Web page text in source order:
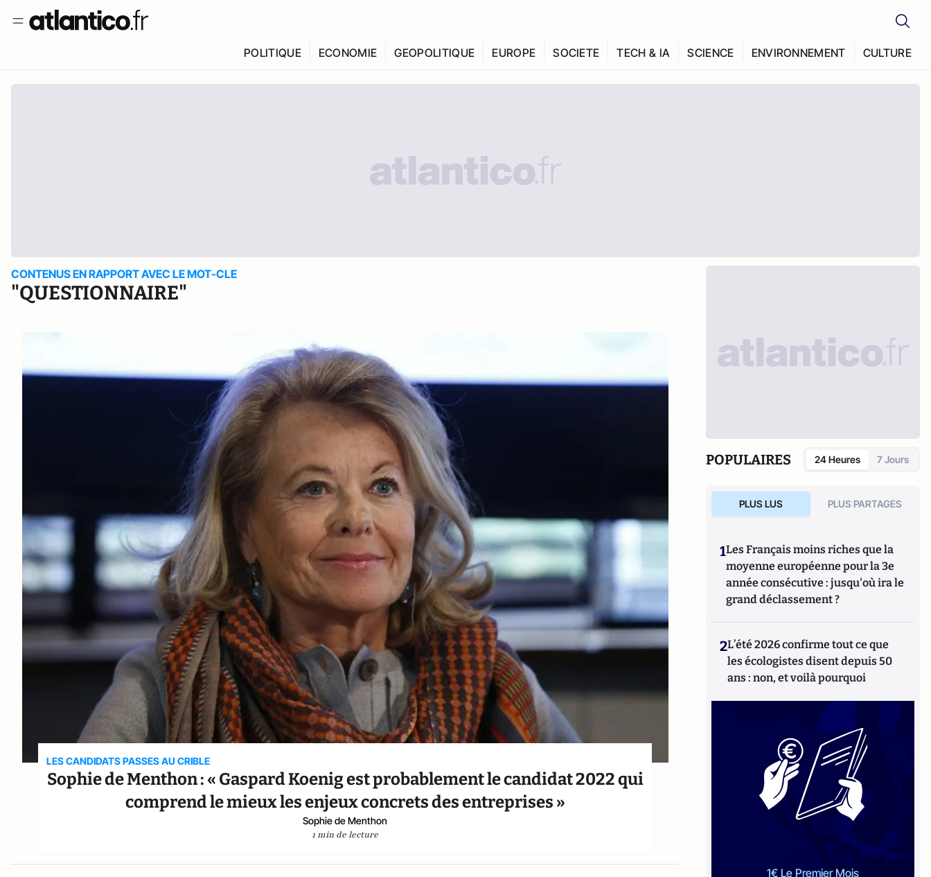
POLITIQUE ECONOMIE GEOPOLITIQUE EUROPE SOCIETE TECH & IA SCIENCE ENVIRONNEMENT CULTURE
CONTENUS EN RAPPORT AVEC LE MOT-CLE
"QUESTIONNAIRE"
LES CANDIDATS PASSES AU CRIBLE
Sophie de Menthon : « Gaspard Koenig est probablement le candidat 2022 qui
comprend le mieux les enjeux concrets des entreprises »
Sophie de Menthon
1 min de lecture
POPULAIRES 24 Heures 7 Jours
PLUS LUS PLUS PARTAGES
1Les Français moins riches que la
moyenne européenne pour la 3e
année consécutive : jusqu'où ira le
grand déclassement ?
2L’été 2026 confirme tout ce que
les écologistes disent depuis 50
ans : non, et voilà pourquoi
1€ Le Premier Mois